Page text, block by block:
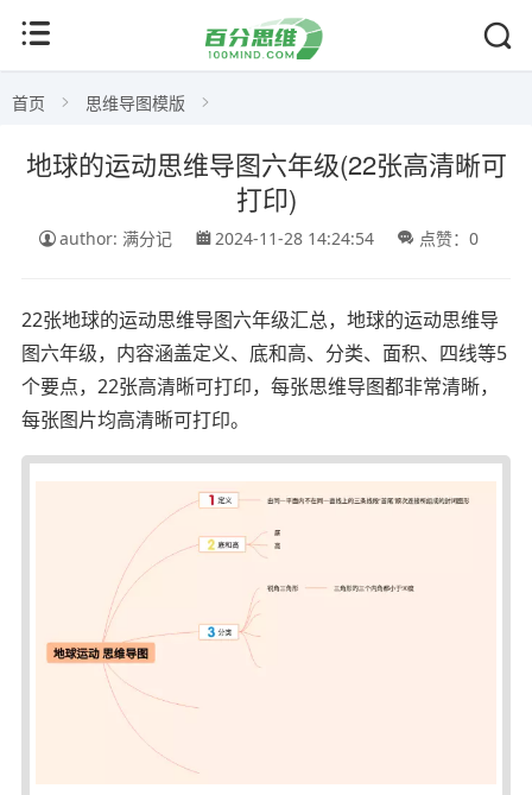
首页 思维导图模版
地球的运动思维导图六年级(22张高清晰可
打印)
author: 满分记 2024-11-28 14:24:54 点赞：0
22张地球的运动思维导图六年级汇总，地球的运动思维导
图六年级，内容涵盖定义、底和高、分类、面积、四线等5
个要点，22张高清晰可打印，每张思维导图都非常清晰，
每张图片均高清晰可打印。